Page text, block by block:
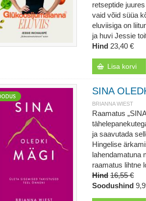
retseptide
vaid võid süüa
eluviisiga on
ja huvi Jessie
Hind 23,40 €
Lisa korvi
SINA
BRIANNA WIEST
Raamatus
ja saavutada
Hingelise
lahendamatuna
raamatus lihtne
Hind 16,55 €
Soodushind